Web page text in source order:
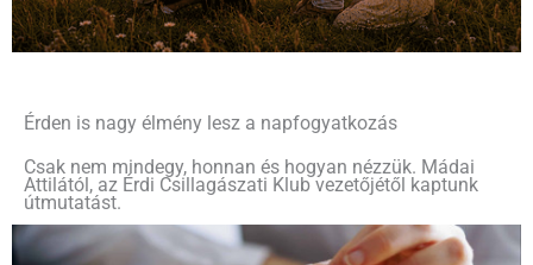
Érden is nagy élmény lesz a napfogyatkozás
Csak nem mindegy, honnan és hogyan nézzük. Mádai
Attilától, az Érdi Csillagászati Klub vezetőjétől kaptunk
útmutatást.